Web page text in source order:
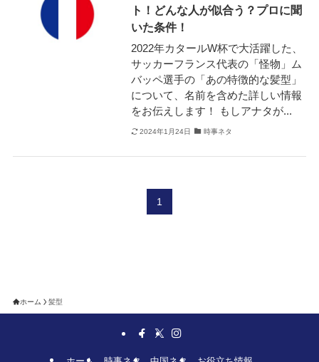
ト！どんな人が似合う？プロに聞
いた条件！
2022年カタールW杯で大活躍した、
サッカーフランス代表の「怪物」ム
バッペ選手の「あの特徴的な髪型」
について、名前を含めた詳しい情報
をお伝えします！ もしアナタが...
2024年1月24日 時事ネタ
1
ホーム 髪型